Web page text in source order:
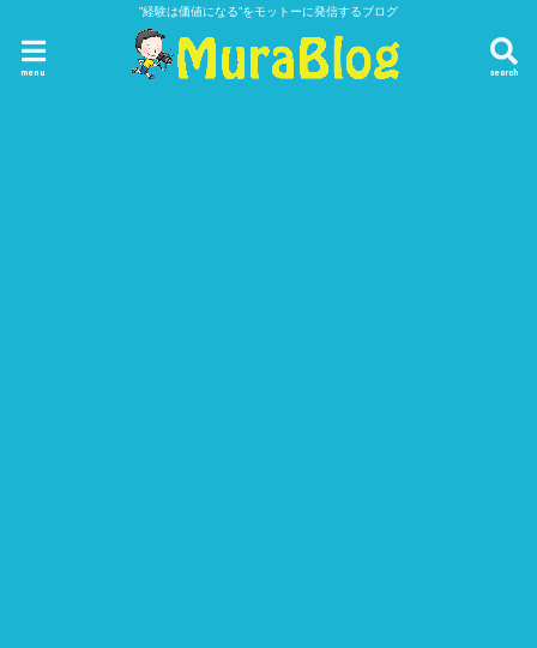
”経験は価値になる”をモットーに発信するブログ
search
menu